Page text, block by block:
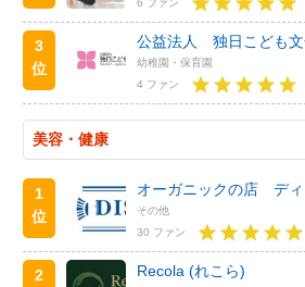
6 ファン
3
位
公益法人 独日こども文
幼稚園・保育園
4 ファン
美容・健康
1
位
オーガニックの店 ディ
その他
30 ファン
2 Recola (れこら)